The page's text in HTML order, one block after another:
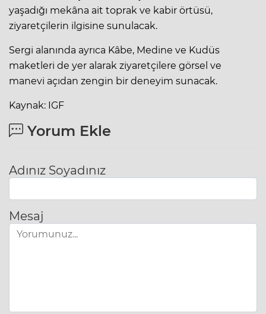
yaşadığı mekâna ait toprak ve kabir örtüsü,
ziyaretçilerin ilgisine sunulacak.
Sergi alanında ayrıca Kâbe, Medine ve Kudüs
maketleri de yer alarak ziyaretçilere görsel ve
manevi açıdan zengin bir deneyim sunacak.
Kaynak: IGF
Yorum Ekle
Adınız Soyadınız
Mesaj